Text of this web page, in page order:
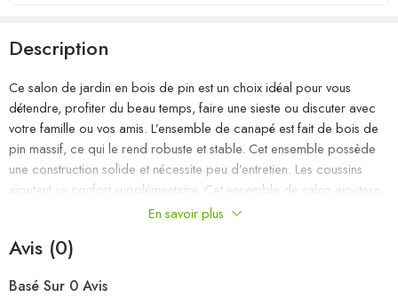
Description
Ce salon de jardin en bois de pin est un choix idéal pour vous
détendre, profiter du beau temps, faire une sieste ou discuter avec
votre famille ou vos amis. L’ensemble de canapé est fait de bois de
pin massif, ce qui le rend robuste et stable. Cet ensemble possède
une construction solide et nécessite peu d’entretien. Les coussins
ajoutent un confort supplémentaire. Cet ensemble de salon ajoutera
une touche de charme rustique à votre espace de vie extérieur.
d’extérieur, nous vous recommandons de les protéger avec une
En savoir plus
Avis (0)
Basé Sur 0 Avis